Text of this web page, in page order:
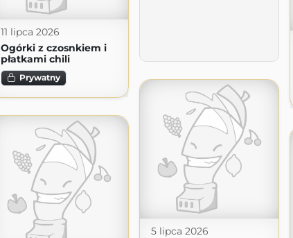
11 lipca 2026
Ogórki z czosnkiem i
płatkami chili
Prywatny
5 lipca 2026